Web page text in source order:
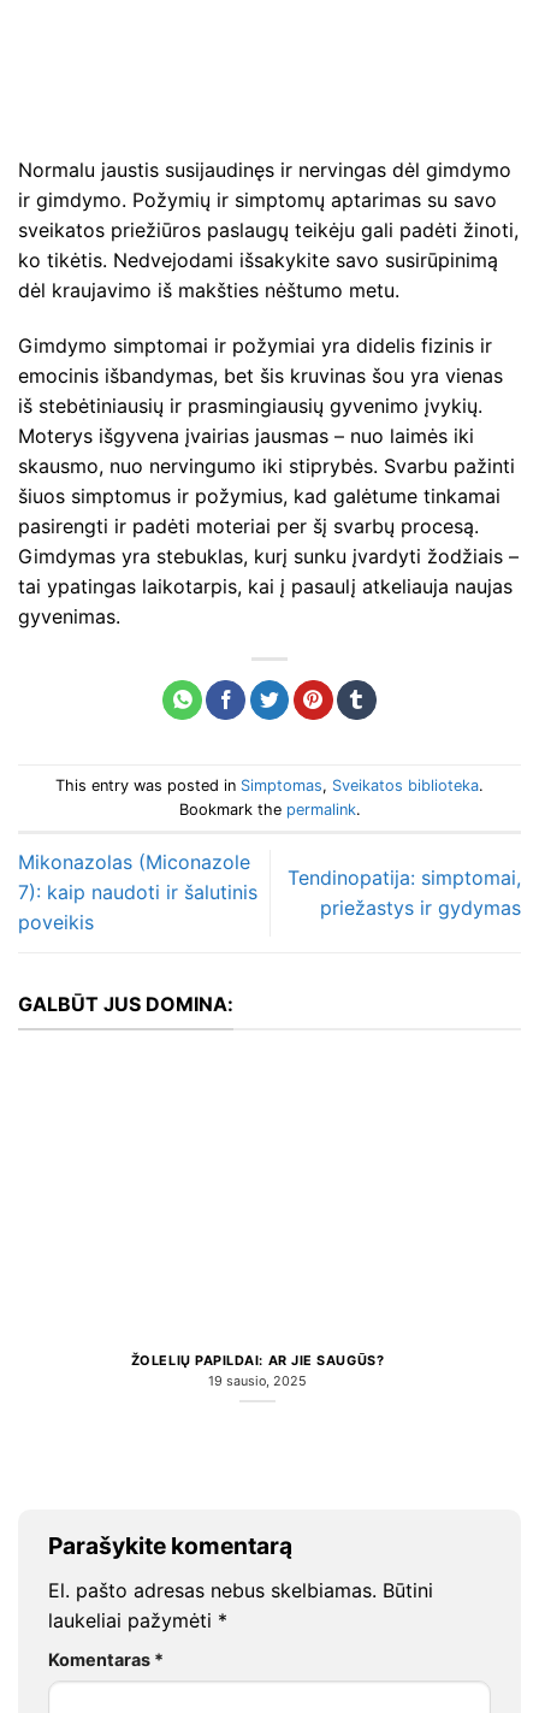
Normalu jaustis susijaudinęs ir nervingas dėl gimdymo
ir gimdymo. Požymių ir simptomų aptarimas su savo
sveikatos priežiūros paslaugų teikėju gali padėti žinoti,
ko tikėtis. Nedvejodami išsakykite savo susirūpinimą
dėl kraujavimo iš makšties nėštumo metu.
Gimdymo simptomai ir požymiai yra didelis fizinis ir
emocinis išbandymas, bet šis kruvinas šou yra vienas
iš stebėtiniausių ir prasmingiausių gyvenimo įvykių.
Moterys išgyvena įvairias jausmas – nuo laimės iki
skausmo, nuo nervingumo iki stiprybės. Svarbu pažinti
šiuos simptomus ir požymius, kad galėtume tinkamai
pasirengti ir padėti moteriai per šį svarbų procesą.
Gimdymas yra stebuklas, kurį sunku įvardyti žodžiais –
tai ypatingas laikotarpis, kai į pasaulį atkeliauja naujas
gyvenimas.
This entry was posted in Simptomas, Sveikatos biblioteka.
Bookmark the permalink.
Mikonazolas (Miconazole
7): kaip naudoti ir šalutinis
poveikis
Tendinopatija: simptomai,
priežastys ir gydymas
GALBŪT JUS DOMINA:
ŽOLELIŲ PAPILDAI: AR JIE SAUGŪS?
19 sausio, 2025
Parašykite komentarą
El. pašto adresas nebus skelbiamas. Būtini
laukeliai pažymėti *
Komentaras *